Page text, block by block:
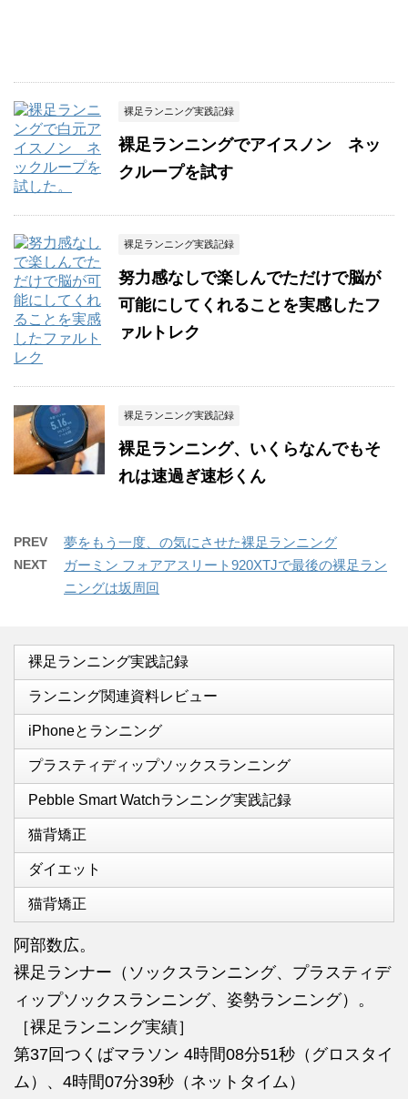
裸足ランニング実践記録
裸足ランニングでアイスノン ネッ
クループを試す
裸足ランニング実践記録
努力感なしで楽しんでただけで脳が
可能にしてくれることを実感したフ
ァルトレク
裸足ランニング実践記録
裸足ランニング、いくらなんでもそ
れは速過ぎ速杉くん
PREV 夢をもう一度、の気にさせた裸足ランニング
NEXT
ガーミン フォアアスリート920XTJで最後の裸足ラン
ニングは坂周回
裸足ランニング実践記録
ランニング関連資料レビュー
iPhoneとランニング
プラスティディップソックスランニング
Pebble Smart Watchランニング実践記録
猫背矯正
ダイエット
猫背矯正
阿部数広。
裸足ランナー（ソックスランニング、プラスティデ
ィップソックスランニング、姿勢ランニング）。
［裸足ランニング実績］
第37回つくばマラソン 4時間08分51秒（グロスタイ
ム）、4時間07分39秒（ネットタイム）